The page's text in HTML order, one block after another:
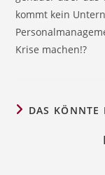
kommt kein
Krise machen!?
DAS KÖNNTE